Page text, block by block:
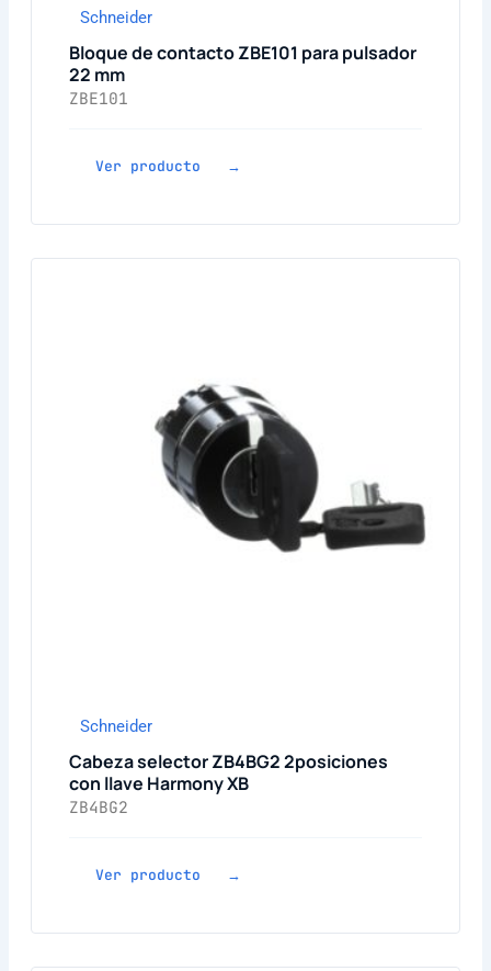
Schneider
Bloque de contacto ZBE101 para pulsador
22 mm
ZBE101
Ver producto →
Schneider
Cabeza selector ZB4BG2 2posiciones
con llave Harmony XB
ZB4BG2
Ver producto →